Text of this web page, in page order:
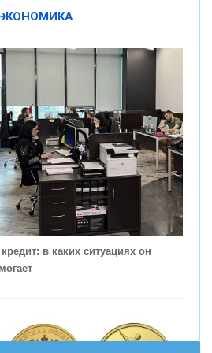
из главных трендов в
бизнеса - «Интервью»
ЭКОНОМИКА
в каких ситуациях он